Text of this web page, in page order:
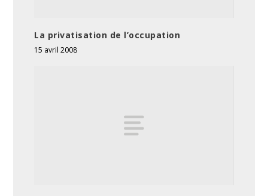
La privatisation de l’occupation
15 avril 2008